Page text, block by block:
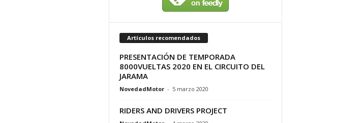
Artículos recomendados
PRESENTACIÓN DE TEMPORADA
8000VUELTAS 2020 EN EL CIRCUITO DEL
JARAMA
NovedadMotor - 5 marzo 2020
RIDERS AND DRIVERS PROJECT